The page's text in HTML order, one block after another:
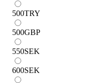
500TRY
500GBP
550SEK
600SEK